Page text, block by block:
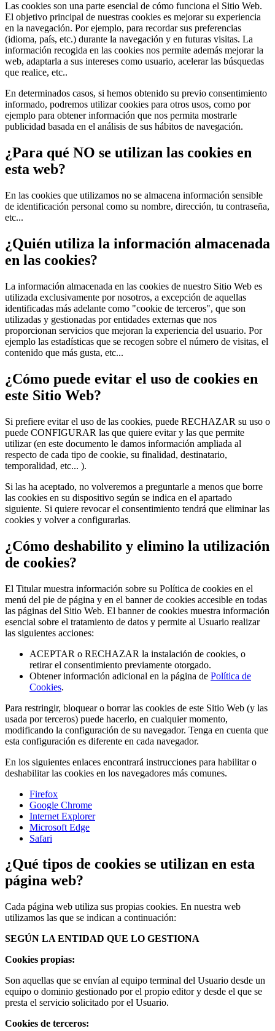
Las cookies son una parte esencial de cómo funciona el Sitio Web.
El objetivo principal de nuestras cookies es mejorar su experiencia
en la navegación. Por ejemplo, para recordar sus preferencias
(idioma, país, etc.) durante la navegación y en futuras visitas. La
información recogida en las cookies nos permite además mejorar la
web, adaptarla a sus intereses como usuario, acelerar las búsquedas
que realice, etc..
En determinados casos, si hemos obtenido su previo consentimiento
informado, podremos utilizar cookies para otros usos, como por
ejemplo para obtener información que nos permita mostrarle
publicidad basada en el análisis de sus hábitos de navegación.
¿Para qué NO se utilizan las cookies en
esta web?
En las cookies que utilizamos no se almacena información sensible
de identificación personal como su nombre, dirección, tu contraseña,
etc...
¿Quién utiliza la información almacenada
en las cookies?
La información almacenada en las cookies de nuestro Sitio Web es
utilizada exclusivamente por nosotros, a excepción de aquellas
identificadas más adelante como "cookie de terceros", que son
utilizadas y gestionadas por entidades externas que nos
proporcionan servicios que mejoran la experiencia del usuario. Por
ejemplo las estadísticas que se recogen sobre el número de visitas, el
contenido que más gusta, etc...
¿Cómo puede evitar el uso de cookies en
este Sitio Web?
Si prefiere evitar el uso de las cookies, puede RECHAZAR su uso o
puede CONFIGURAR las que quiere evitar y las que permite
utilizar (en este documento le damos información ampliada al
respecto de cada tipo de cookie, su finalidad, destinatario,
temporalidad, etc... ).
Si las ha aceptado, no volveremos a preguntarle a menos que borre
las cookies en su dispositivo según se indica en el apartado
siguiente. Si quiere revocar el consentimiento tendrá que eliminar las
cookies y volver a configurarlas.
¿Cómo deshabilito y elimino la utilización
de cookies?
El Titular muestra información sobre su Política de cookies en el
menú del pie de página y en el banner de cookies accesible en todas
las páginas del Sitio Web. El banner de cookies muestra información
esencial sobre el tratamiento de datos y permite al Usuario realizar
las siguientes acciones:
ACEPTAR o RECHAZAR la instalación de cookies, o
retirar el consentimiento previamente otorgado.
Obtener información adicional en la página de Política de
Cookies.
Para restringir, bloquear o borrar las cookies de este Sitio Web (y las
usada por terceros) puede hacerlo, en cualquier momento,
modificando la configuración de su navegador. Tenga en cuenta que
esta configuración es diferente en cada navegador.
En los siguientes enlaces encontrará instrucciones para habilitar o
deshabilitar las cookies en los navegadores más comunes.
Firefox
Google Chrome
Internet Explorer
Microsoft Edge
Safari
¿Qué tipos de cookies se utilizan en esta
página web?
Cada página web utiliza sus propias cookies. En nuestra web
utilizamos las que se indican a continuación:
SEGÚN LA ENTIDAD QUE LO GESTIONA
Cookies propias:
Son aquellas que se envían al equipo terminal del Usuario desde un
equipo o dominio gestionado por el propio editor y desde el que se
presta el servicio solicitado por el Usuario.
Cookies de terceros: